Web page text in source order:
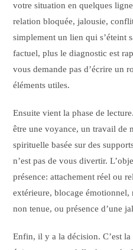
votre situation en quelques
relation bloquée, jalousie,
simplement un lien qui s’éteint
factuel, plus le diagnostic est
vous demande pas d’écrire un
éléments utiles.
Ensuite vient la phase de
être une voyance, un travail de
spirituelle basée sur des
n’est pas de vous divertir.
présence: attachement réel ou
extérieure, blocage émotionnel,
non tenue, ou présence d’une
Enfin, il y a la décision. C’est